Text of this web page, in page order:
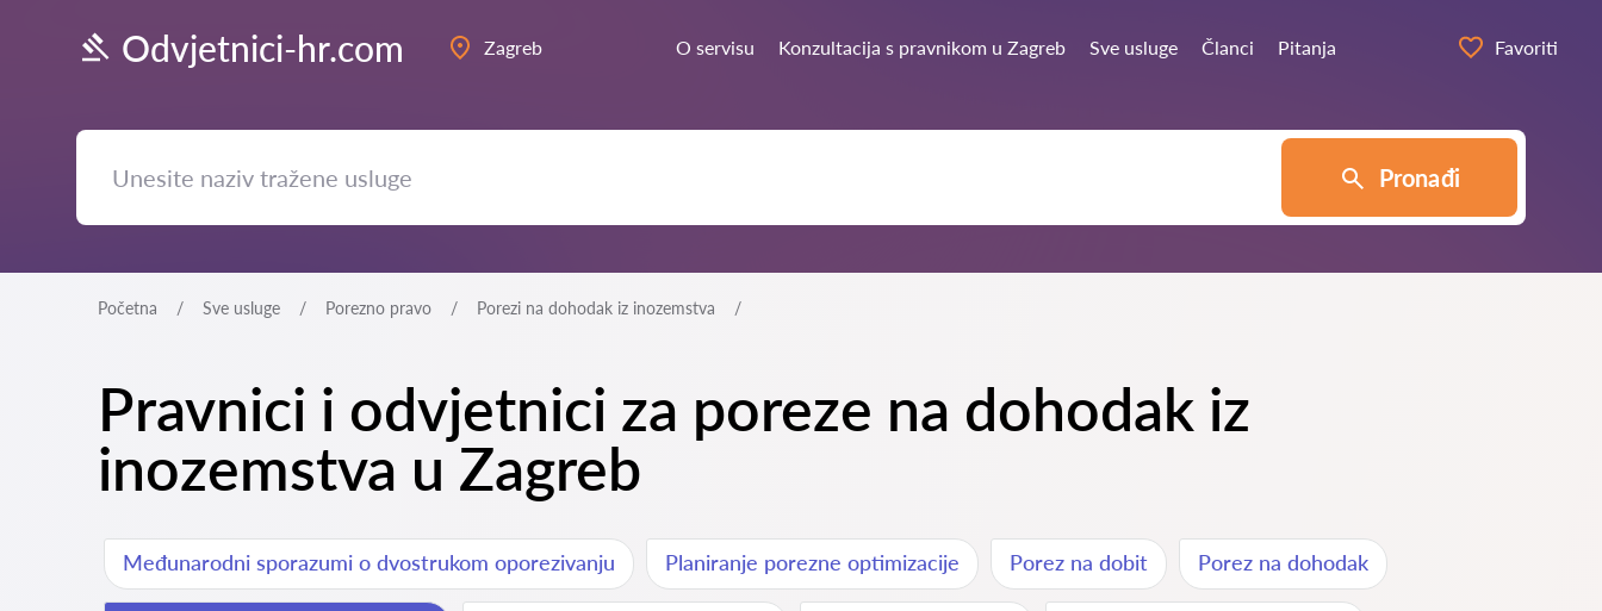
Odvjetnici-hr.com Zagreb O servisu Konzultacija s pravnikom u Zagreb Sve usluge Članci Pitanja Favoriti
Pronađi
Početna Sve usluge Porezno pravo Porezi na dohodak iz inozemstva
Pravnici i odvjetnici za poreze na dohodak iz
inozemstva u Zagreb
Međunarodni sporazumi o dvostrukom oporezivanju Planiranje porezne optimizacije Porez na dobit Porez na dohodak